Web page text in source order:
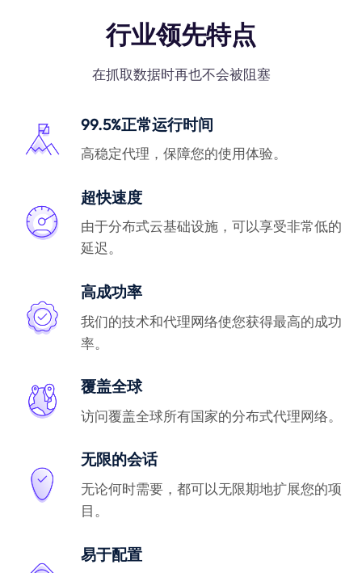
行业领先特点
在抓取数据时再也不会被阻塞
99.5%正常运行时间
高稳定代理，保障您的使用体验。
超快速度
由于分布式云基础设施，可以享受非常低的
延迟。
高成功率
我们的技术和代理网络使您获得最高的成功
率。
覆盖全球
访问覆盖全球所有国家的分布式代理网络。
无限的会话
无论何时需要，都可以无限期地扩展您的项
目。
易于配置